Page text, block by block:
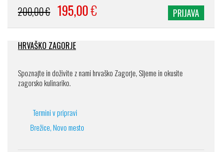
200,00 € 195,00€ PRIJAVA
HRVAŠKO ZAGORJE
Spoznajte in doživite z nami hrvaško Zagorje, Sljeme in okusite
zagorsko kulinariko.
Termini v pripravi
Brežice, Novo mesto